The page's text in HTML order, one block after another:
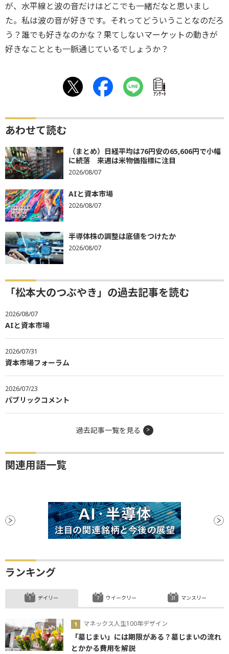
が、水平線と波の音だけはどこでも一緒だなと思いまし
た。私は波の音が好きです。それってどういうことなのだろ
う？誰でも好きなのかな？果てしないマーケットの動きが
好きなこととも一脈通じているでしょうか？
ｱﾝｹｰﾄ
あわせて読む
（まとめ）日経平均は76円安の65,606円で小幅
に続落 来週は米物価指標に注目
2026/08/07
AIと資本市場
2026/08/07
半導体株の調整は底値をつけたか
2026/08/07
「松本大のつぶやき」の過去記事を読む
2026/08/07
AIと資本市場
2026/07/31
資本市場フォーラム
2026/07/23
パブリックコメント
過去記事一覧を見る
関連用語一覧
ランキング
デイリー
マネックス人生100年デザイン
「墓じまい」には期限がある？墓じまいの流れ
とかかる費用を解説
ウイークリー マンスリー